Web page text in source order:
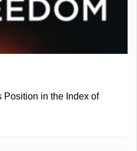
Position in the Index of